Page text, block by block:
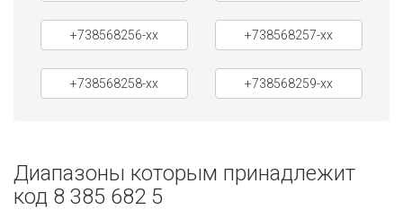
+738568256-xx +738568257-xx
+738568258-xx +738568259-xx
Диапазоны которым принадлежит
код 8 385 682 5